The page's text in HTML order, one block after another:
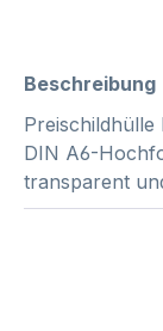
Beschreibung
DIN A6-
transparent